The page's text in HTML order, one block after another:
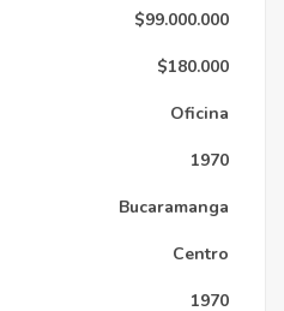
$99.000.000
$180.000
Oficina
1970
Bucaramanga
Centro
1970